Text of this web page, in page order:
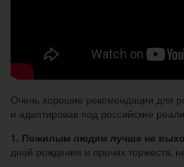
Очень хорошие рекомендации для
и адаптировав под российские
1. Пожилым людям лучше не
дней рождения и прочих торжеств,